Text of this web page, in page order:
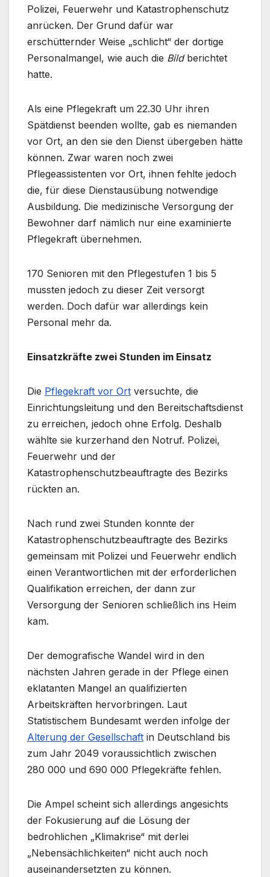
Polizei, Feuerwehr und Katastrophenschutz
anrücken. Der Grund dafür war
erschütternder Weise „schlicht“ der dortige
Personalmangel, wie auch die Bildberichtet
hatte.
Als eine Pflegekraft um 22.30 Uhr ihren
Spätdienst beenden wollte, gab es niemanden
vor Ort, an den sie den Dienst übergeben hätte
können. Zwar waren noch zwei
Pflegeassistenten vor Ort, ihnen fehlte jedoch
die, für diese Dienstausübung notwendige
Ausbildung. Die medizinische Versorgung der
Bewohner darf nämlich nur eine examinierte
Pflegekraft übernehmen.
170 Senioren mit den Pflegestufen 1 bis 5
mussten jedoch zu dieser Zeit versorgt
werden. Doch dafür war allerdings kein
Personal mehr da.
Einsatzkräfte zwei Stunden im Einsatz
Die Pflegekraft vor Ort versuchte, die
Einrichtungsleitung und den Bereitschaftsdienst
zu erreichen, jedoch ohne Erfolg. Deshalb
wählte sie kurzerhand den Notruf. Polizei,
Feuerwehr und der
Katastrophenschutzbeauftragte des Bezirks
rückten an.
Nach rund zwei Stunden konnte der
Katastrophenschutzbeauftragte des Bezirks
gemeinsam mit Polizei und Feuerwehr endlich
einen Verantwortlichen mit der erforderlichen
Qualifikation erreichen, der dann zur
Versorgung der Senioren schließlich ins Heim
kam.
Der demografische Wandel wird in den
nächsten Jahren gerade in der Pflege einen
eklatanten Mangel an qualifizierten
Arbeitskräften hervorbringen. Laut
Statistischem Bundesamt werden infolge der
Alterung der Gesellschaft in Deutschland bis
zum Jahr 2049 voraussichtlich zwischen
280 000 und 690 000 Pflegekräfte fehlen.
Die Ampel scheint sich allerdings angesichts
der Fokusierung auf die Lösung der
bedrohlichen „Klimakrise“ mit derlei
„Nebensächlichkeiten“ nicht auch noch
auseinandersetzten zu können.